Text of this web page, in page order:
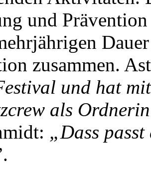
und
zusammen.
und hat
als
„Dass
.